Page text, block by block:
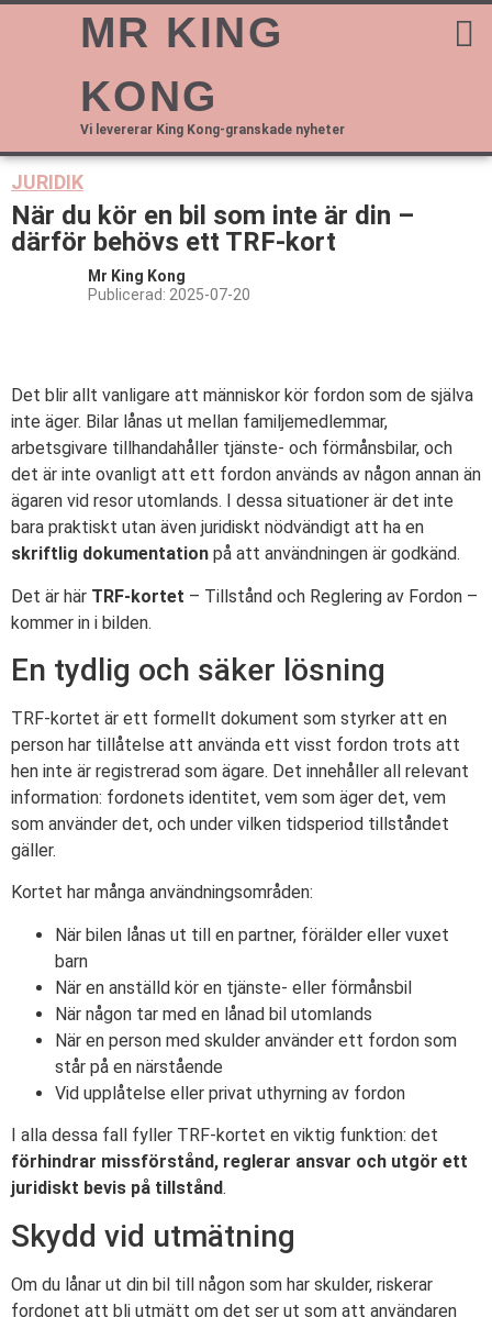
MR KING
KONG
Vi levererar King Kong-granskade nyheter
JURIDIK
När du kör en bil som inte är din –
därför behövs ett TRF-kort
Mr King Kong
Publicerad: 2025-07-20
Det blir allt vanligare att människor kör fordon som de själva
inte äger. Bilar lånas ut mellan familjemedlemmar,
arbetsgivare tillhandahåller tjänste- och förmånsbilar, och
det är inte ovanligt att ett fordon används av någon annan än
ägaren vid resor utomlands. I dessa situationer är det inte
bara praktiskt utan även juridiskt nödvändigt att ha en
skriftlig dokumentation på att användningen är godkänd.
Det är här TRF-kortet – Tillstånd och Reglering av Fordon –
kommer in i bilden.
En tydlig och säker lösning
TRF-kortet är ett formellt dokument som styrker att en
person har tillåtelse att använda ett visst fordon trots att
hen inte är registrerad som ägare. Det innehåller all relevant
information: fordonets identitet, vem som äger det, vem
som använder det, och under vilken tidsperiod tillståndet
gäller.
Kortet har många användningsområden:
När bilen lånas ut till en partner, förälder eller vuxet
barn
När en anställd kör en tjänste- eller förmånsbil
När någon tar med en lånad bil utomlands
När en person med skulder använder ett fordon som
står på en närstående
Vid upplåtelse eller privat uthyrning av fordon
I alla dessa fall fyller TRF-kortet en viktig funktion: det
förhindrar missförstånd, reglerar ansvar och utgör ett
juridiskt bevis på tillstånd.
Skydd vid utmätning
Om du lånar ut din bil till någon som har skulder, riskerar
fordonet att bli utmätt om det ser ut som att användaren